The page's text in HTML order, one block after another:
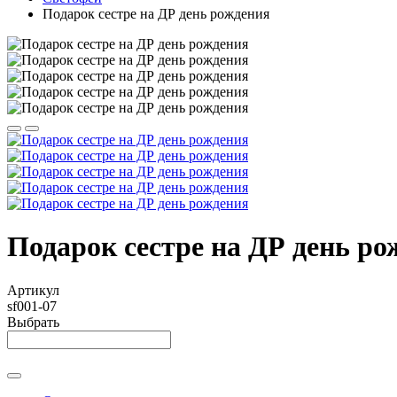
Подарок сестре на ДР день рождения
Подарок сестре на ДР день
Артикул
sf001-07
Выбрать